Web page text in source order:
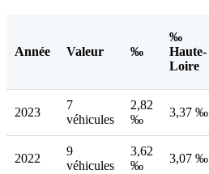
Année Valeur ‰
‰
Haute-
Loire
2023
7
véhicules
2,82
‰
3,37 ‰
2022
9
véhicules
3,62
‰
3,07 ‰